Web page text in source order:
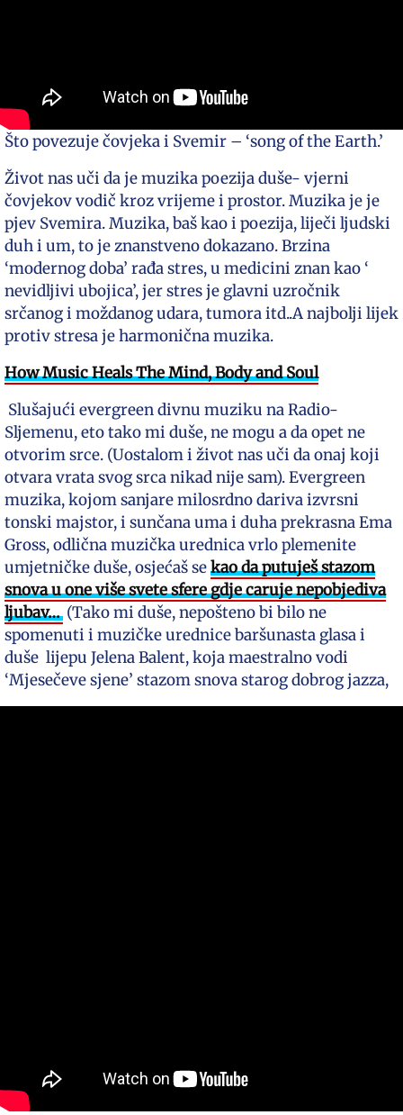
Što povezuje čovjeka i Svemir – ‘song of the Earth.’
Život nas uči da je muzika poezija duše- vjerni
čovjekov vodič kroz vrijeme i prostor. Muzika je je
pjev Svemira. Muzika, baš kao i poezija, liječi ljudski
duh i um, to je znanstveno dokazano. Brzina
‘modernog doba’ rađa stres, u medicini znan kao ‘
nevidljivi ubojica’, jer stres je glavni uzročnik
srčanog i moždanog udara, tumora itd..A najbolji lijek
protiv stresa je harmonična muzika.
How Music Heals The Mind, Body and Soul
Slušajući evergreen divnu muziku na Radio-
Sljemenu, eto tako mi duše, ne mogu a da opet ne
otvorim srce. (Uostalom i život nas uči da onaj koji
otvara vrata svog srca nikad nije sam). Evergreen
muzika, kojom sanjare milosrdno dariva izvrsni
tonski majstor, i sunčana uma i duha prekrasna Ema
Gross, odlična muzička urednica vrlo plemenite
umjetničke duše, osjećaš sekao da putuješ stazom
snova u one više svete sfere gdje caruje nepobjediva
ljubav… (Tako mi duše, nepošteno bi bilo ne
spomenuti i muzičke urednice baršunasta glasa i
duše lijepu Jelena Balent, koja maestralno vodi
‘Mjesečeve sjene’ stazom snova starog dobrog jazza,